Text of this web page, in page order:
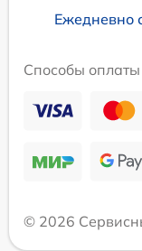
Ежедневно
Способы оплаты
© 2026